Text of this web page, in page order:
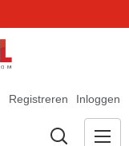
Registreren Inloggen